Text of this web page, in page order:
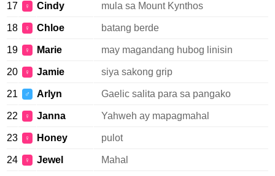
17 ♀ Cindy mula sa Mount Kynthos
18 ♀ Chloe batang berde
19 ♀ Marie may magandang hubog linisin
20 ♀ Jamie siya sakong grip
21 ♂ Arlyn Gaelic salita para sa pangako
22 ♀ Janna Yahweh ay mapagmahal
23 ♀ Honey pulot
24 ♀ Jewel Mahal